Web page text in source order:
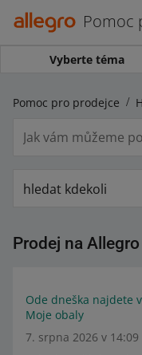
Pomoc
Vyberte téma
Pomoc pro prodejce
hledat kdekoli
Prodej na
Ode dneška najdete
Moje obaly
7. srpna 2026 v 14:09